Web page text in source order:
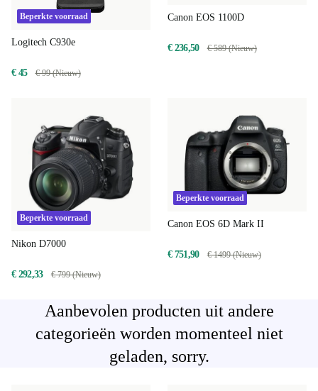
Beperkte voorraad
Logitech C930e
€ 45 € 99 (Nieuw)
Canon EOS 1100D
€ 236,50 € 589 (Nieuw)
Beperkte voorraad
Nikon D7000
€ 292,33 € 799 (Nieuw)
Beperkte voorraad
Canon EOS 6D Mark II
€ 751,90 € 1499 (Nieuw)
Aanbevolen producten uit andere
categorieën worden momenteel niet
geladen, sorry.